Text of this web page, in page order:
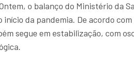
o balanço do Ministério da
da pandemia. De acordo com
segue em estabilização, com